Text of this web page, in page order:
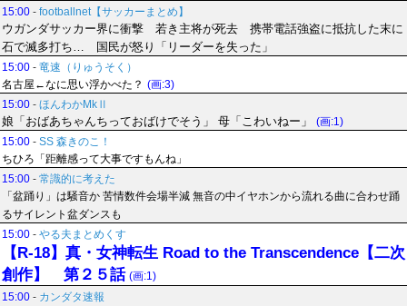
15:00 - footballnet【サッカーまとめ】
ウガンダサッカー界に衝撃 若き主将が死去 携帯電話強盗に抵抗した末に
石で滅多打ち… 国民が怒り「リーダーを失った」
15:00 - 竜速（りゅうそく）
名古屋←なに思い浮かべた？ (画:3)
15:00 - ほんわかMkⅡ
娘「おばあちゃんちっておばけでそう」 母「こわいねー」
(画:1)
15:00 - SS 森きのこ！
ちひろ「距離感って大事ですもんね」
15:00 - 常識的に考えた
「盆踊り」は騒音か 苦情数件会場半減 無音の中イヤホンから流れる曲に合わせ踊
るサイレント盆ダンスも
15:00 - やる夫まとめくす
【R-18】真・女神転生 Road to the Transcendence【二次
創作】 第２５話 (画:1)
15:00 - カンダタ速報